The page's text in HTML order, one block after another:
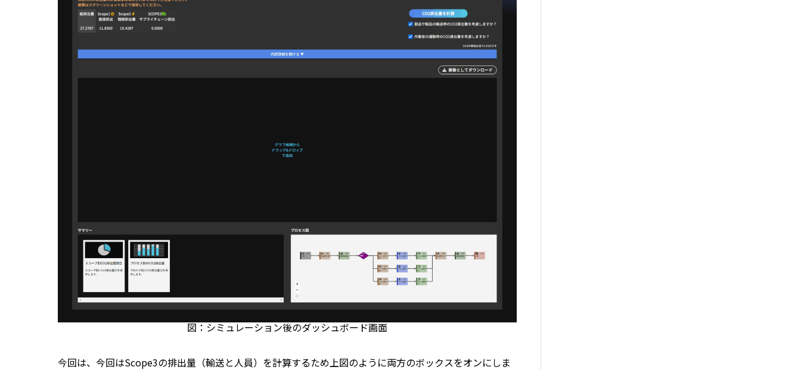
図：シミュレーション後のダッシュボード画面
今回は、今回はScope3の排出量（輸送と人員）を計算するため上図のように両方のボックスをオンにしま